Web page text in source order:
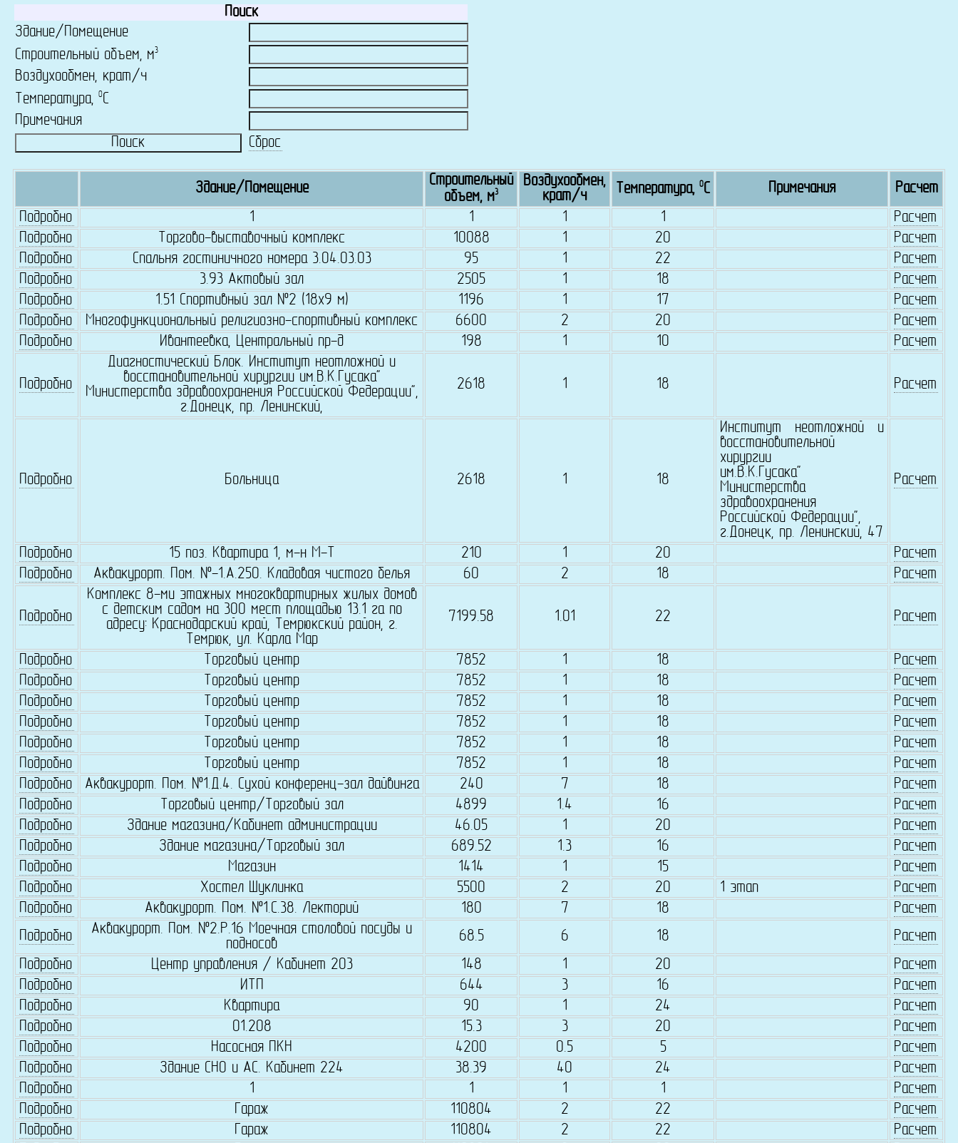
Поиск
Здание/Помещение
Строительный объем, м3
Воздухообмен, крат/ч
Температура, 0C
Примечания
Сброс
Здание/Помещение
Строительный
объем, м3
Воздухообмен,
крат/ч
Температура, 0C Примечания
Расчет
Подробно
1 1 1 1
Расчет
Подробно
Торгово-выставочный комплекс 10088 1 20
Расчет
Подробно
Спальня гостиничного номера 3.04.03.03 95 1 22
Расчет
Подробно
3.93 Актовый зал 2505 1 18
Расчет
Подробно
1.51 Спортивный зал №2 (18х9 м) 1196 1 17
Расчет
Подробно
Многофункциональный религиозно-спортивный комплекс 6600 2 20
Расчет
Подробно
Ивантеевка, Центральный пр-д 198 1 10 Расчет
Подробно
Диагностический Блок. Институт неотложной и
восстановительной хирургии им.В.К.Гусака"
Министерства здравоохранения Российской Федерации",
г.Донецк, пр. Ленинский,
2618 1 18 Расчет
Подробно Больница 2618 1 18
Институт неотложной и
восстановительной
хирургии
им.В.К.Гусака"
Министерства
здравоохранения
Российской Федерации",
г.Донецк, пр. Ленинский, 47
Расчет
Подробно 15 поз. Квартира 1, м-н М-Т 210 1 20
Расчет
Подробно
Аквакурорт. Пом. №-1.А.250. Кладовая чистого белья 60 2 18 Расчет
Подробно
Комплекс 8-ми этажных многоквартирных жилых домов
с детским садом на 300 мест площадью 13.1 га по
адресу: Краснодарский край, Темрюкский район, г.
Темрюк, ул. Карла Мар
7199.58 1.01 22 Расчет
Подробно Торговый центр 7852 1 18
Расчет
Подробно
Торговый центр 7852 1 18
Расчет
Подробно
Торговый центр 7852 1 18
Расчет
Подробно
Торговый центр 7852 1 18
Расчет
Подробно
Торговый центр 7852 1 18
Расчет
Подробно
Торговый центр 7852 1 18
Расчет
Подробно
Аквакурорт. Пом. №1.Д.4. Сухой конференц-зал дайвинга 240 7 18
Расчет
Подробно
Торговый центр/Торговый зал 4899 1.4 16
Расчет
Подробно
Здание магазина/Кабинет администрации 46.05 1 20
Расчет
Подробно
Здание магазина/Торговый зал 689.52 1.3 16
Расчет
Подробно
Магазин 1414 1 15
Расчет
Подробно
Хостел Шуклинка 5500 2 20 1 этап
Расчет
Подробно
Аквакурорт. Пом. №1.С.38. Лекторий 180 7 18
Расчет
Подробно
Аквакурорт. Пом. №2.Р.16 Моечная столовой посуды и
подносов
68.5 6 18
Расчет
Подробно
Центр управления / Кабинет 203 148 1 20
Расчет
Подробно
ИТП 644 3 16
Расчет
Подробно
Квартира 90 1 24
Расчет
Подробно
01.208 15.3 3 20
Расчет
Подробно
Насосная ПКН 4200 0.5 5
Расчет
Подробно
Здание СНО и АС. Кабинет 224 38.39 40 24
Расчет
Подробно
1 1 1 1
Расчет
Подробно
Гараж 110804 2 22
Расчет
Подробно
Гараж 110804 2 22
Расчет